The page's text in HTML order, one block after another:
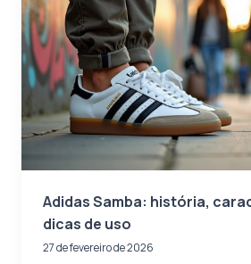
Adidas Samba: história,
dicas de uso
27 de fevereiro de 2026